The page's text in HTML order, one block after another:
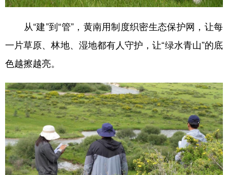
从“建”到“管”，黄南用制度织密生态保护网，让每
一片草原、林地、湿地都有人守护，让“绿水青山”的底
色越擦越亮。